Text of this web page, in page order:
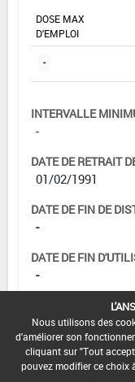
DOSE MAX
D'EMPLOI
-
INTERVALLE
-
DATE DE RETRAIT
01/02/1991
DATE DE FIN DE
-
DATE DE FIN
-
Nous utilisons des
d'améliorer son
cliquant sur "Tout
pouvez modifier ce choix